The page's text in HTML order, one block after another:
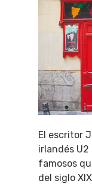
El escritor
irlandés
famosos
del siglo